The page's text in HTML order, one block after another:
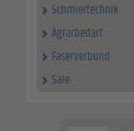
Schmiertechnik
Agrarbedarf
Faserverbund
Sale